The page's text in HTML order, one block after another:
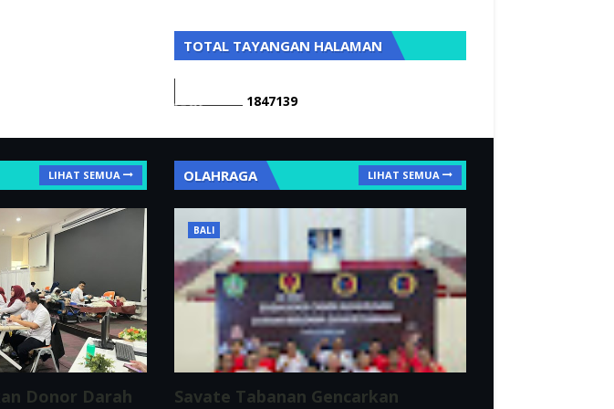
TOTAL TAYANGAN HALAMAN
1847139
LIHAT SEMUA
Donor Darah
OLAHRAGA LIHAT SEMUA
BALI
Savate Tabanan Gencarkan